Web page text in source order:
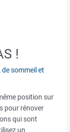
!
sommeil et
position sur
pour rénover
qui sont
un